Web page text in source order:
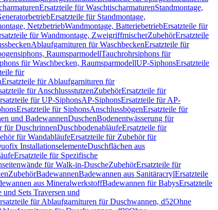
Ersatzteile für WaschtischarmaturenStandmontage,
Ersatzteile für Standmontage,
NetzbetriebWandmontage, BatteriebetriebErsatzteile für
für Wandmontage, ZweigriffmischerZubehörErsatzteile
Ablaufgarnituren für WaschbeckenErsatzteile für
RaumsparmodellTauchrohrsiphons für
für Waschbecken, RaumsparmodellUP-SiphonsErsatzteile
für
Ersatzteile für Ablaufgarnituren für
für AnschlussstutzenZubehörErsatzteile für
für UP-SiphonsAP-SiphonsErsatzteile für AP-
Ersatzteile für SiphonsAnschlussbögenErsatzteile für
und BadewannenDuschenBodenentwässerung für
für DuschrinnenDuschbodenabläufeErsatzteile für
für WandabläufeErsatzteile für Zubehör für
InstallationselementeDuschflächen aus
Ersatzteile für Spezifische
für Walk-in-DuscheZubehörErsatzteile für
ZubehörBadewannenBadewannen aus SanitäracrylErsatzteile
aus MineralwerkstoffBadewannen für BabysErsatzteile
Sets Traversen und
für Ablaufgarnituren für Duschwannen, d52Ohne